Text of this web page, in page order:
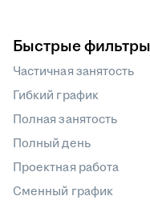
Быстрые
Частичная занятость
Гибкий график
Полная занятость
Полный день
Проектная работа
Сменный график